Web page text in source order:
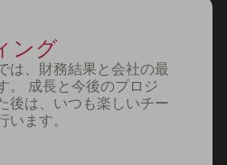
ング
は、財務結果と会社の最
。 成長と今後のプロジ
後は、いつも楽しいチー
います。